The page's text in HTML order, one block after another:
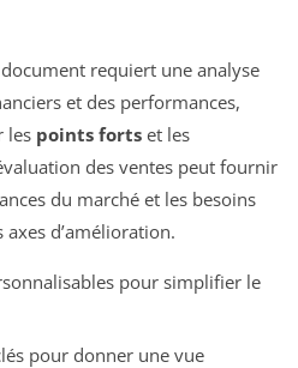
requiert une analyse
et des performances,
les points forts et les
des ventes peut fournir
du marché et les besoins
d’amélioration.
pour simplifier le
pour donner une vue